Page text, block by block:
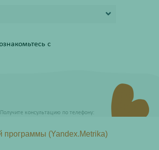
с
Получите консультацию по телефону:
программы (Yandex.Metrika)